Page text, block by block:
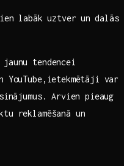
labāk uztver ⁢un ⁤dalās
‌tendencei
YouTube,ietekmētāji var
Arvien pieaug
reklamēšanā un